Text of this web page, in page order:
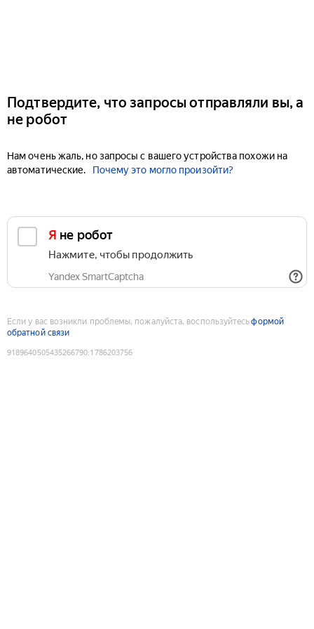
Подтвердите, что запросы отправляли вы, а
не робот
Нам очень жаль, но запросы с вашего устройства похожи на
автоматические.
Почему это могло произойти?
Я не робот
Нажмите, чтобы продолжить
Yandex SmartCaptcha
Если у вас возникли проблемы, пожалуйста, воспользуйтесьформой
обратной связи
9189640505435266790:1786203756